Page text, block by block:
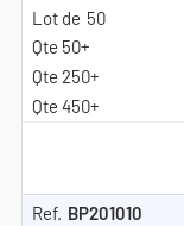
50
BP201010